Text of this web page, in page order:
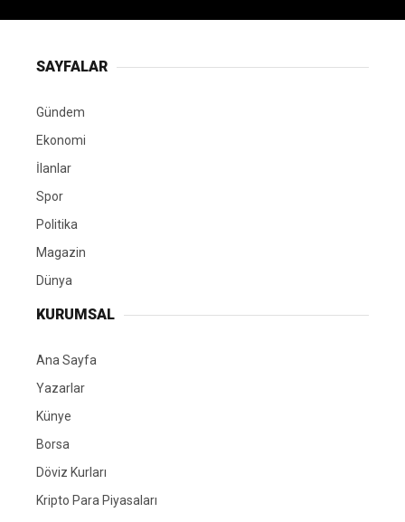
SAYFALAR
Gündem
Ekonomi
İlanlar
Spor
Politika
Magazin
Dünya
KURUMSAL
Ana Sayfa
Yazarlar
Künye
Borsa
Döviz Kurları
Kripto Para Piyasaları